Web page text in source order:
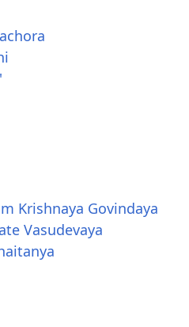
Krishnaya Govindaya
Vasudevaya